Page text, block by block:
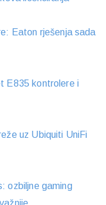
Eaton rješenja sada
E835 kontrolere i
uz Ubiquiti UniFi
ozbiljne gaming